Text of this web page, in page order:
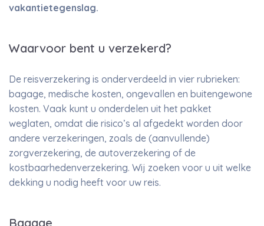
vakantietegenslag.
Waarvoor bent u verzekerd?
De reisverzekering is onderverdeeld in vier rubrieken:
bagage, medische kosten, ongevallen en buitengewone
kosten. Vaak kunt u onderdelen uit het pakket
weglaten, omdat die risico’s al afgedekt worden door
andere verzekeringen, zoals de (aanvullende)
zorgverzekering, de autoverzekering of de
kostbaarhedenverzekering. Wij zoeken voor u uit welke
dekking u nodig heeft voor uw reis.
Bagage